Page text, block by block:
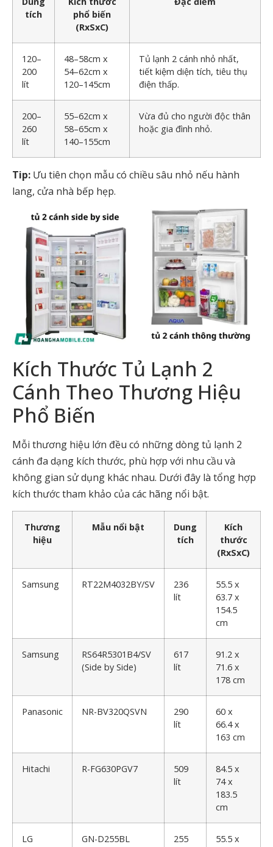
tích
phổ biến
(RxSxC)
120–
200
lít
48–58cm x
54–62cm x
120–145cm
Tủ lạnh 2 cánh nhỏ nhất,
tiết kiệm diện tích, tiêu thụ
điện thấp.
200–
260
lít
55–62cm x
58–65cm x
140–155cm
Vừa đủ cho người độc thân
hoặc gia đình nhỏ.
Tip: Ưu tiên chọn mẫu có chiều sâu nhỏ nếu hành
lang, cửa nhà bếp hẹp.
Kích Thước Tủ Lạnh 2
Cánh Theo Thương Hiệu
Phổ Biến
Mỗi thương hiệu lớn đều có những dòng tủ lạnh 2
cánh đa dạng kích thước, phù hợp với nhu cầu và
không gian sử dụng khác nhau. Dưới đây là tổng hợp
kích thước tham khảo của các hãng nổi bật.
Thương
hiệu
Mẫu nổi bật
Dung
tích
Kích
thước
(RxSxC)
Samsung RT22M4032BY/SV
236
lít
55.5 x
63.7 x
154.5
cm
Samsung
RS64R5301B4/SV
(Side by Side)
617
lít
91.2 x
71.6 x
178 cm
Panasonic NR-BV320QSVN
290
lít
60 x
66.4 x
163 cm
Hitachi R-FG630PGV7
509
lít
84.5 x
74 x
183.5
cm
LG GN-D255BL
255
55.5 x